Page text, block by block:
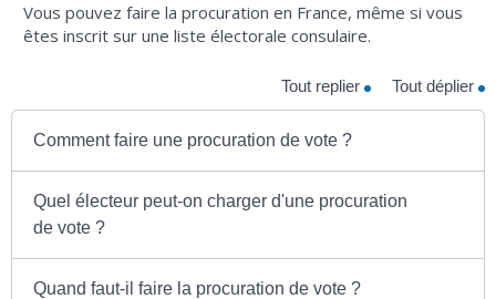
Vous pouvez faire la procuration en France, même si vous
êtes inscrit sur une liste électorale consulaire.
Tout replier Tout déplier
Comment faire une procuration de vote ?
Quel électeur peut-on charger d'une procuration
de vote ?
Quand faut-il faire la procuration de vote ?